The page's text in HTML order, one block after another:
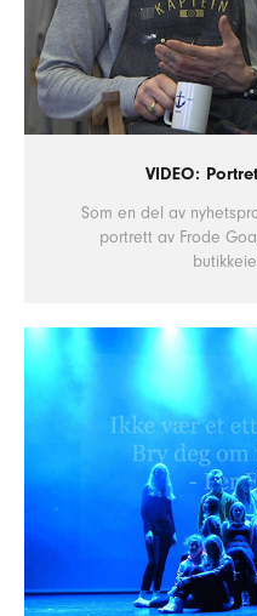
VIDEO:
Som en del av
portrett av Frode